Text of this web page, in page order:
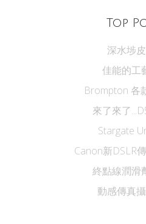
Top
深水埗
佳能的工
Brompton 各
來了來了
Stargate
Canon新DSLR
終點線潤滑
動感傳真